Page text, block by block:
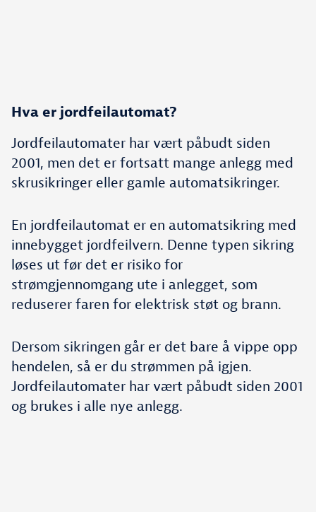
Hva er jordfeilautomat?
Jordfeilautomater har vært påbudt siden
2001, men det er fortsatt mange anlegg med
skrusikringer eller gamle automatsikringer.
En jordfeilautomat er en automatsikring med
innebygget jordfeilvern. Denne typen sikring
løses ut før det er risiko for
strømgjennomgang ute i anlegget, som
reduserer faren for elektrisk støt og brann.
Dersom sikringen går er det bare å vippe opp
hendelen, så er du strømmen på igjen.
Jordfeilautomater har vært påbudt siden 2001
og brukes i alle nye anlegg.